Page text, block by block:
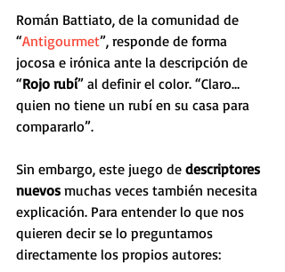
Román Battiato, de la comunidad de
“Antigourmet”, responde de forma
jocosa e irónica ante la descripción de
“Rojo rubí” al definir el color. “Claro…
quien no tiene un rubí en su casa para
compararlo”.
Sin embargo, este juego de descriptores
nuevos muchas veces también necesita
explicación. Para entender lo que nos
quieren decir se lo preguntamos
directamente los propios autores: